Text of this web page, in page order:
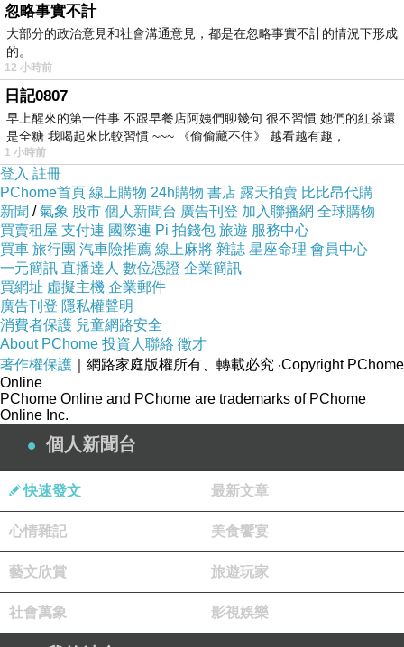
nellku
2011-09-02 06:43:04
團認識很多媽媽,終於了解什麼叫無知無識無病呻吟
haha
2011-08-21 02:40:49
應該是沒有甚麼厲害的才是
話說要比厲害，哪裡比得上台中?
oily
2011-08-19 12:47:14
已經離開很久了~
看更多回應
忽略事實不計
大部分的政治意見和社會溝通意見，都是在忽略事實不計的情況下形成
的。
12 小時前
日記0807
早上醒來的第一件事 不跟早餐店阿姨們聊幾句 很不習慣 她們的紅茶還
是全糖 我喝起來比較習慣 ~~~ 《偷偷藏不住》 越看越有趣，
1 小時前
登入 註冊
PChome首頁 線上購物 24h購物 書店 露天拍賣 比比昂代購
新聞 /氣象 股市 個人新聞台 廣告刊登 加入聯播網 全球購物
買賣租屋 支付連 國際連 Pi 拍錢包 旅遊 服務中心
買車 旅行團 汽車險推薦 線上麻將 雜誌 星座命理 會員中心
一元簡訊 直播達人 數位憑證 企業簡訊
買網址 虛擬主機 企業郵件
廣告刊登 隱私權聲明
消費者保護 兒童網路安全
About PChome 投資人聯絡 徵才
著作權保護 ｜網路家庭版權所有、轉載必究 ‧Copyright PChome
Online
PChome Online and PChome are trademarks of PChome
Online Inc.
個人新聞台
快速發文 最新文章
心情雜記 美食饗宴
藝文欣賞 旅遊玩家
社會萬象 影視娛樂